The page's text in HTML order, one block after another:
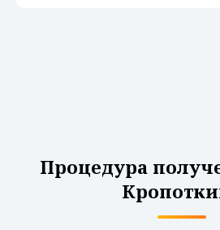
Процедура